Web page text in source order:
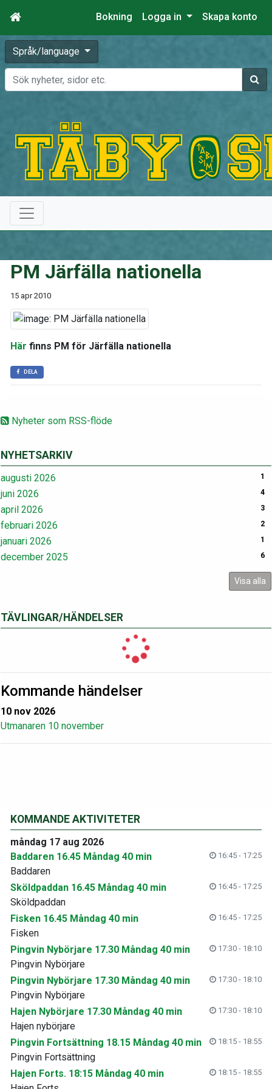
Bokning Logga in Skapa konto
Språk/language
Sök
Nyheter som RSS-flöde
NYHETSARKIV
augusti 2026 1
juni 2026 4
april 2026 3
februari 2026 2
januari 2026 1
december 2025 6
Visa alla
TÄVLINGAR/HÄNDELSER
Kommande händelser
10 nov 2026
Utmanaren 10 november
PM Järfälla nationella
15 apr 2010
Här finns PM för Järfälla nationella
DELA
KOMMANDE AKTIVITETER
måndag 17 aug 2026
Baddaren 16.45 Måndag 40 min
16:45 - 17:25
Baddaren
Sköldpaddan 16.45 Måndag 40 min
16:45 - 17:25
Sköldpaddan
Fisken 16.45 Måndag 40 min
16:45 - 17:25
Fisken
Pingvin Nybörjare 17.30 Måndag 40 min
17:30 - 18:10
Pingvin Nybörjare
Pingvin Nybörjare 17.30 Måndag 40 min
17:30 - 18:10
Pingvin Nybörjare
Hajen Nybörjare 17.30 Måndag 40 min
17:30 - 18:10
Hajen nybörjare
Pingvin Fortsättning 18.15 Måndag 40 min
18:15 - 18:55
Pingvin Fortsättning
Hajen Forts. 18:15 Måndag 40 min
18:15 - 18:55